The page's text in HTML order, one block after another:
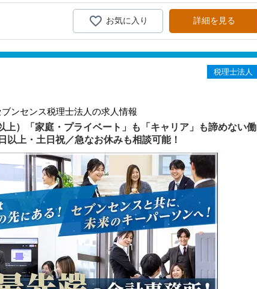
詳細を見る
お気に入り
税理士法人
ンセンス税理士法人の求人情報
上）「家庭・プライベート」も「キャリア」も諦めない働
以上・土日祝／急なお休みも相談可能！